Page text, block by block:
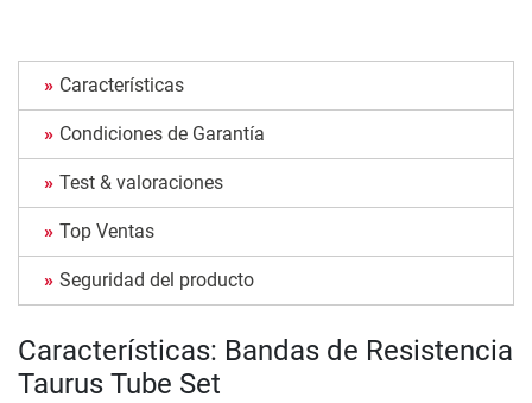
Características
Condiciones de Garantía
Test & valoraciones
Top Ventas
Seguridad del producto
Características: Bandas de Resistencia
Taurus Tube Set